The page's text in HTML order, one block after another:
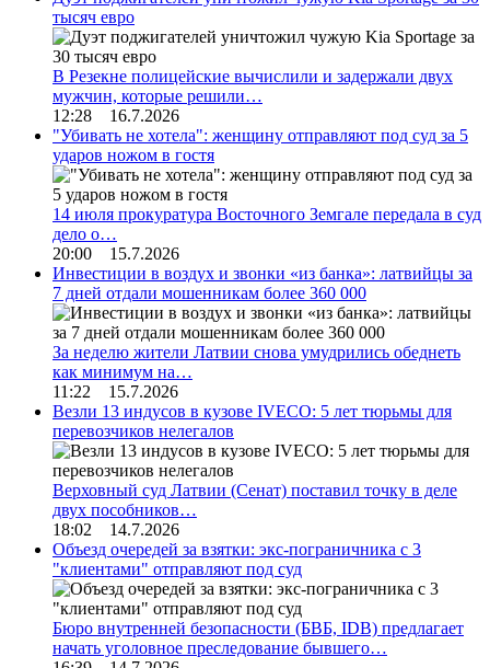
тысяч евро
В Резекне полицейские вычислили и задержали двух
мужчин, которые решили…
12:28 16.7.2026
"Убивать не хотела": женщину отправляют под суд за 5
ударов ножом в гостя
14 июля прокуратура Восточного Земгале передала в суд
дело о…
20:00 15.7.2026
Инвестиции в воздух и звонки «из банка»: латвийцы за
7 дней отдали мошенникам более 360 000
За неделю жители Латвии снова умудрились обеднеть
как минимум на…
11:22 15.7.2026
Везли 13 индусов в кузове IVECO: 5 лет тюрьмы для
перевозчиков нелегалов
Верховный суд Латвии (Сенат) поставил точку в деле
двух пособников…
18:02 14.7.2026
Объезд очередей за взятки: экс-пограничника с 3
"клиентами" отправляют под суд
Бюро внутренней безопасности (БВБ, IDB) предлагает
начать уголовное преследование бывшего…